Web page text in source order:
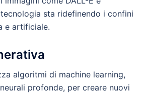
sta ridefinendo i confini
e artificiale.
algoritmi di machine learning,
profonde, per creare nuovi